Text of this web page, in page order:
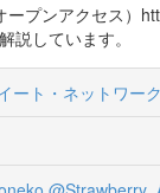
プンアクセス）
説しています。
ート・ネットワー